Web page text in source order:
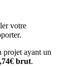
votre
projet ayant un
brut.